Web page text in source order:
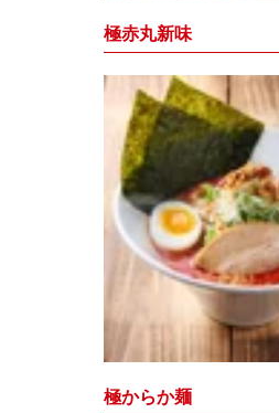
極赤丸新味
極からか麺